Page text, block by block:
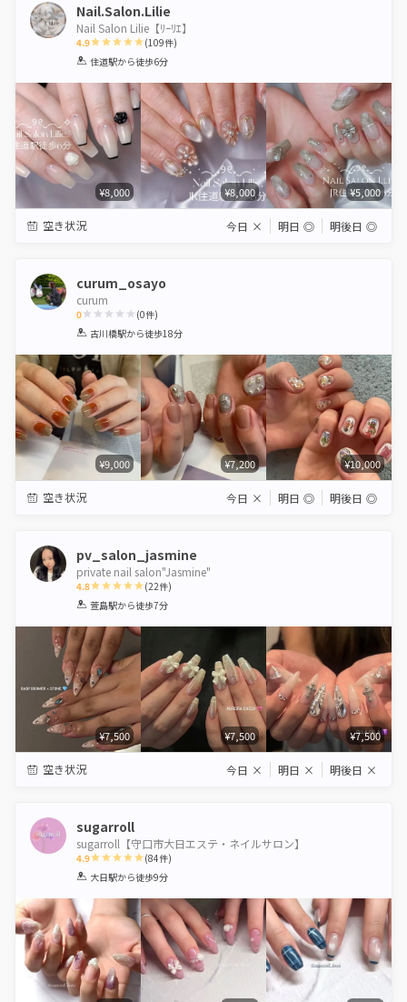
Nail.Salon.Lilie
Nail Salon Lilie【ﾘｰﾘｴ】
4.9
1 2 3 4 5
(109件)
住道駅から徒歩6分
¥8,000 ¥8,000 ¥5,000
空き状況 今日 × 明日 ◎ 明後日 ◎
curum_osayo
curum
0
1 2 3 4 5
(0件)
古川橋駅から徒歩18分
¥9,000 ¥7,200 ¥10,000
空き状況 今日 × 明日 ◎ 明後日 ◎
pv_salon_jasmine
private nail salon"Jasmine"
4.8
1 2 3 4 5
(22件)
萱島駅から徒歩7分
¥7,500 ¥7,500 ¥7,500
空き状況 今日 × 明日 × 明後日 ×
sugarroll
sugarroll【守口市大日エステ・ネイルサロン】
4.9
1 2 3 4 5
(84件)
大日駅から徒歩9分